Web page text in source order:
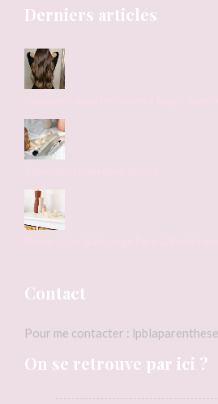
Derniers articles
Contact
Pour me contacter :
On se retrouve par ici ?